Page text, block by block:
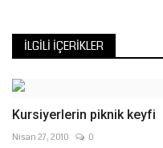
İLGILI İÇERIKLER
Kursiyerlerin piknik keyfi
Nisan 27, 2010 0